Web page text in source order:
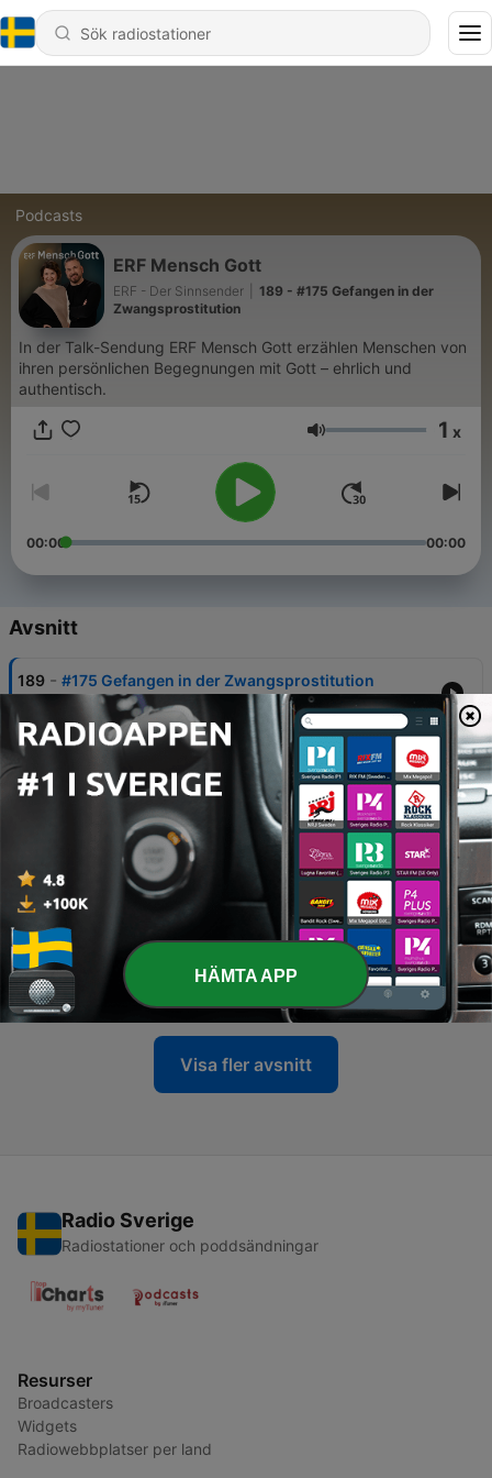
Podcasts
ERF Mensch Gott
ERF - Der Sinnsender
189 - #175 Gefangen in der
Zwangsprostitution
In der Talk-Sendung ERF Mensch Gott erzählen Menschen von
ihren persönlichen Begegnungen mit Gott – ehrlich und
authentisch.
Volym 1 x
00:00 00:00
Avsnitt
189 - #175 Gefangen in der Zwangsprostitution
07 Aug 2026
188 - #174 Das Jahr meines Lebens
31 Jul 2026
#173 Wer bin ich noch, wenn ich scheitere?
186 - #074 Vorbild Amokläufer
17 Jul 2026
185 - #172 Schluss mit dem Selbstbetrug
10 Jul 2026
Visa fler avsnitt
Radio Sverige
Radiostationer och poddsändningar
Resurser
Broadcasters
Widgets
Radiowebbplatser per land
HÄMTA APP